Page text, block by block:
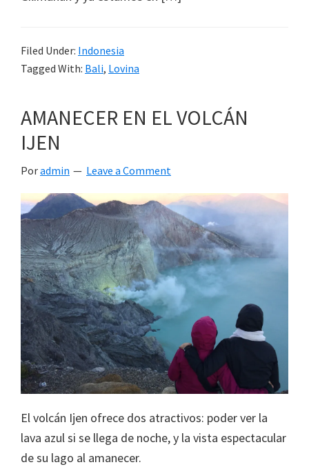
Filed Under: Indonesia
Tagged With: Bali, Lovina
AMANECER EN EL VOLCÁN
IJEN
Poradmin Leave a Comment
El volcán Ijen ofrece dos atractivos: poder ver la
lava azul si se llega de noche, y la vista espectacular
de su lago al amanecer.